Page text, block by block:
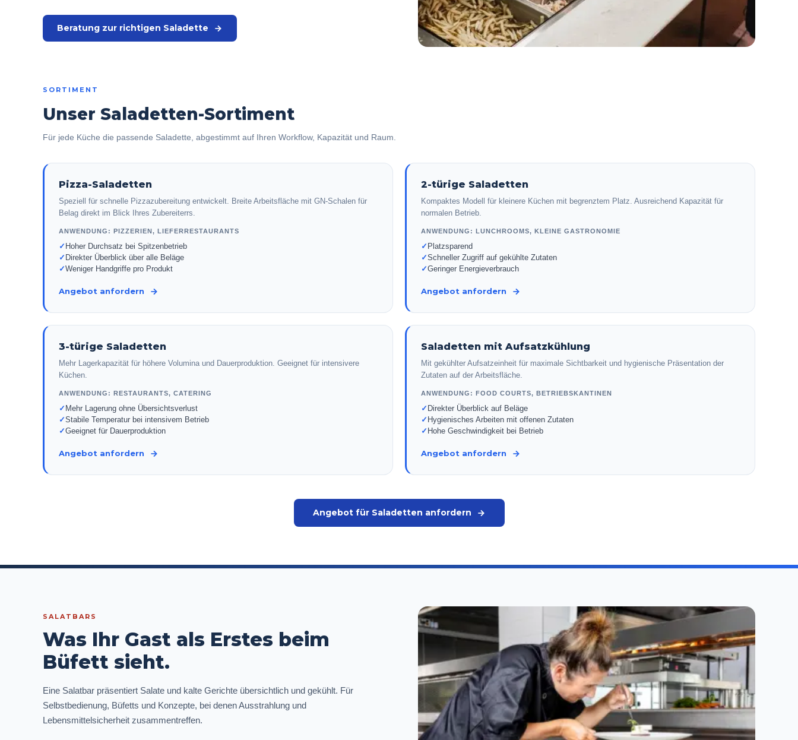
Beratung zur richtigen Saladette
SORTIMENT
Unser Saladetten-Sortiment
Für jede Küche die passende Saladette, abgestimmt auf Ihren Workflow, Kapazität und Raum.
Pizza-Saladetten
Speziell für schnelle Pizzazubereitung entwickelt. Breite Arbeitsfläche mit GN-Schalen für
Belag direkt im Blick Ihres Zubereiterrs.
ANWENDUNG: PIZZERIEN, LIEFERRESTAURANTS
✓ Hoher Durchsatz bei Spitzenbetrieb
✓ Direkter Überblick über alle Beläge
✓Weniger Handgriffe pro Produkt
Angebot anfordern
2-türige Saladetten
Kompaktes Modell für kleinere Küchen mit begrenztem Platz. Ausreichend Kapazität für
normalen Betrieb.
ANWENDUNG: LUNCHROOMS, KLEINE GASTRONOMIE
✓ Platzsparend
✓Schneller Zugriff auf gekühlte Zutaten
✓Geringer Energieverbrauch
Angebot anfordern
3-türige Saladetten
Mehr Lagerkapazität für höhere Volumina und Dauerproduktion. Geeignet für intensivere
Küchen.
ANWENDUNG: RESTAURANTS, CATERING
✓ Mehr Lagerung ohne Übersichtsverlust
✓Stabile Temperatur bei intensivem Betrieb
✓Geeignet für Dauerproduktion
Angebot anfordern
Saladetten mit Aufsatzkühlung
Mit gekühlter Aufsatzeinheit für maximale Sichtbarkeit und hygienische Präsentation der
Zutaten auf der Arbeitsfläche.
ANWENDUNG: FOOD COURTS, BETRIEBSKANTINEN
✓ Direkter Überblick auf Beläge
✓ Hygienisches Arbeiten mit offenen Zutaten
✓ Hohe Geschwindigkeit bei Betrieb
Angebot anfordern
Angebot für Saladetten anfordern
SALATBARS
Was Ihr Gast als Erstes beim
Büfett sieht.
Eine Salatbar präsentiert Salate und kalte Gerichte übersichtlich und gekühlt. Für
Selbstbedienung, Büfetts und Konzepte, bei denen Ausstrahlung und
Lebensmittelsicherheit zusammentreffen.